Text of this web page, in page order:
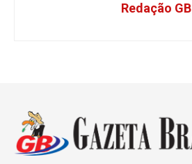
Redação GB